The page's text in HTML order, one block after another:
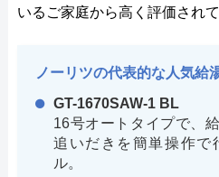
いるご家庭から高く評価されて
ノーリツの代表的な人気給
GT-1670SAW-1 BL
16号オートタイプで、
追いだきを簡単操作で
ル。